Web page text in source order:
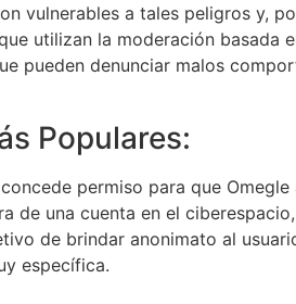
vulnerables a tales peligros y,
utilizan la moderación basada
pueden denunciar malos
Populares:
permiso para que Omegle
de una cuenta en el
de brindar anonimato al
específica.